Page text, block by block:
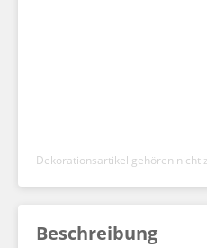
Dekorationsartikel gehören nicht
Beschreibung